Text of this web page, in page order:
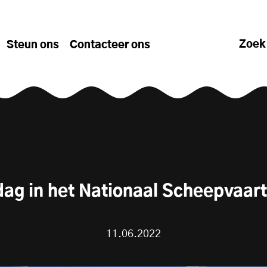
Steun ons Contacteer ons Zoek
in het Nationaal
11.06.2022